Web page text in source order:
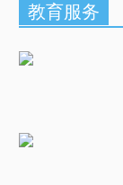
教育服务